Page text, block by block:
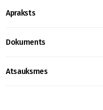
Apraksts
Dokuments
Atsauksmes